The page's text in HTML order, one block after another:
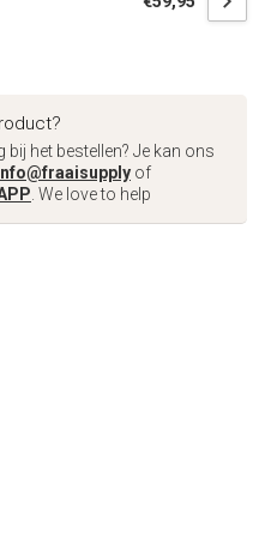
bij het bestellen? Je kan ons
of
. We love to help